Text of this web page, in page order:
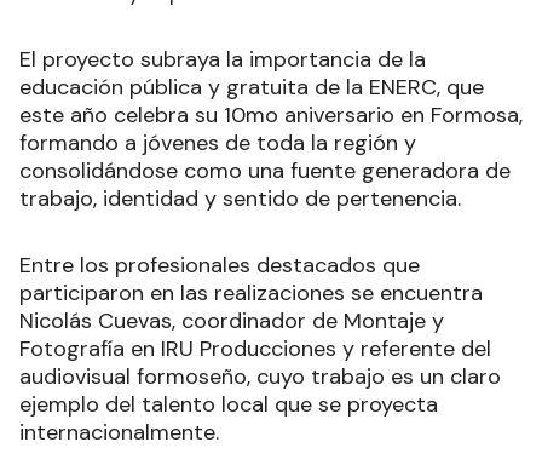
El proyecto subraya la importancia de la
educación pública y gratuita de la ENERC, que
este año celebra su 10mo aniversario en Formosa,
formando a jóvenes de toda la región y
consolidándose como una fuente generadora de
trabajo, identidad y sentido de pertenencia.
Entre los profesionales destacados que
participaron en las realizaciones se encuentra
Nicolás Cuevas, coordinador de Montaje y
Fotografía en IRU Producciones y referente del
audiovisual formoseño, cuyo trabajo es un claro
ejemplo del talento local que se proyecta
internacionalmente.